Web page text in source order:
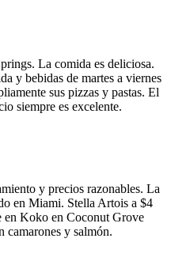
La comida es deliciosa.
y bebidas de martes a viernes
sus pizzas y pastas. El
siempre es excelente.
y precios razonables. La
en Miami. Stella Artois a $4
en Koko en Coconut Grove
camarones y salmón.